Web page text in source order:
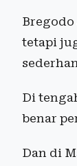
tetapi
Di
benar
Dan di